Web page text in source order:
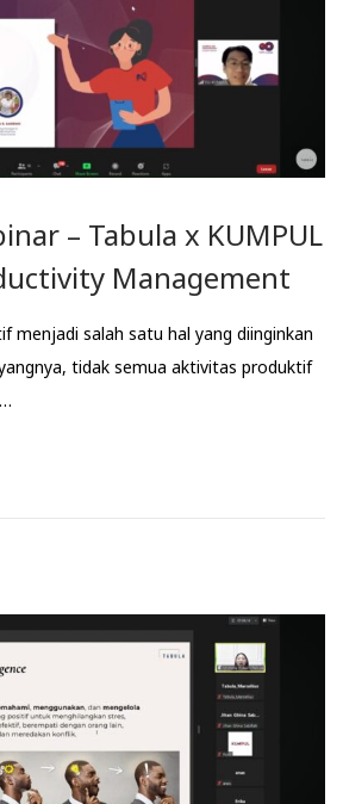
– Tabula x KUMPUL
Management
menjadi salah satu hal yang diinginkan
tidak semua aktivitas produktif